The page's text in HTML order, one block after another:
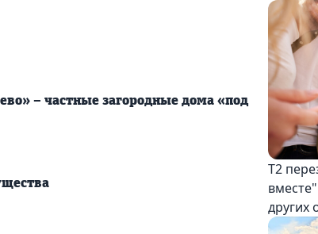
– частные загородные дома «под
Т2
других